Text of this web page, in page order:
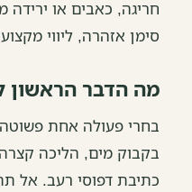
חריגה, כאבים או
סימן אזהרה, ליווי
מה הדבר הראשון
בחרי פעולה אחת
בקבוק מים, הליכה
כתיבת דפוסי רעב. אל